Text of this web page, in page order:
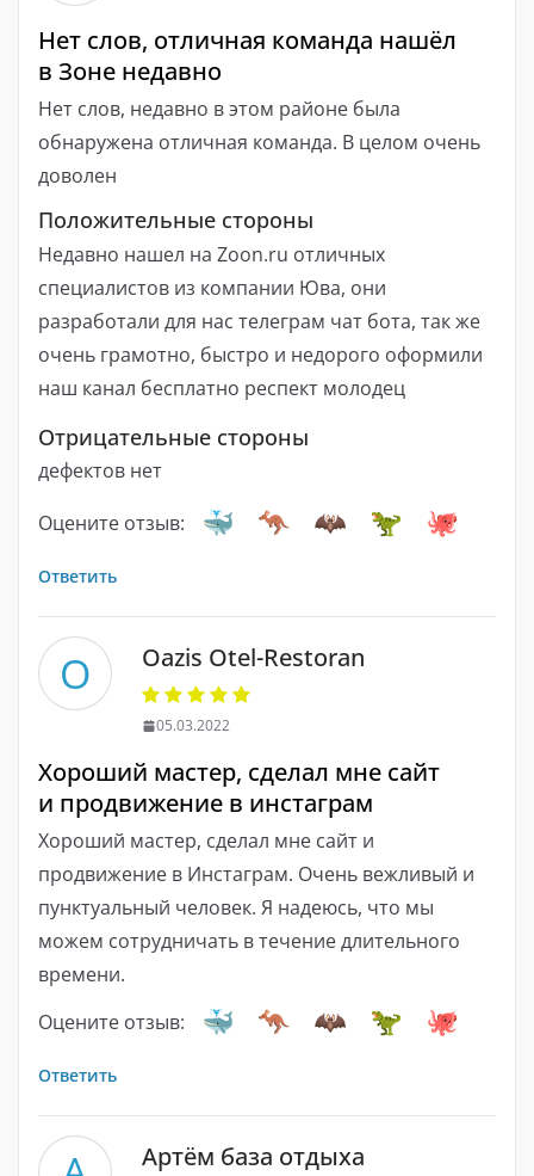
Нет слов, отличная команда нашёл
в Зоне недавно
Нет слов, недавно в этом районе была
обнаружена отличная команда. В целом очень
доволен
Положительные стороны
Недавно нашел на Zoon.ru отличных
специалистов из компании Юва, они
разработали для нас телеграм чат бота, так же
очень грамотно, быстро и недорого оформили
наш канал бесплатно респект молодец
Отрицательные стороны
дефектов нет
Оцените отзыв:
Ответить
O Oazis Otel-Restoran
05.03.2022
Хороший мастер, сделал мне сайт
и продвижение в инстаграм
Хороший мастер, сделал мне сайт и
продвижение в Инстаграм. Очень вежливый и
пунктуальный человек. Я надеюсь, что мы
можем сотрудничать в течение длительного
времени.
Оцените отзыв:
Ответить
Артём база отдыха